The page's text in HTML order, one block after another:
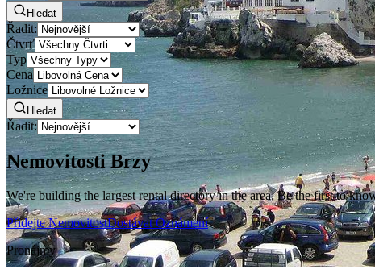
Hledat
Řadit:
Čtvrť
Typ
Cena
Ložnice
Hledat
Řadit:
Nemovitosti Brzy
We're building the largest rental directory in the area. Be the first to
Přidejte NemovitostDostávat Oznámení
Pronájmy